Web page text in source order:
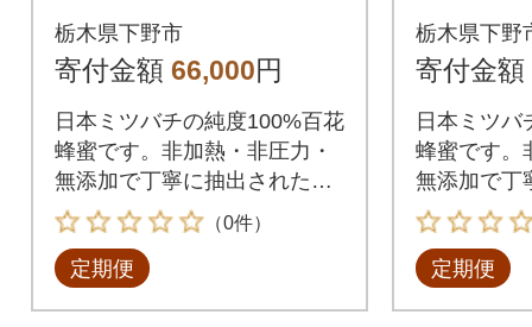
g×1瓶)国産100%天然
生蜂蜜です。全6回
栃木県下野市
寄付金額 66,000円
日本ミツバチの純度100%百花
蜂蜜です。非加熱・非圧力・
無添加で丁寧に抽出されたオ
リジナル生蜂蜜。
（0件）
定期便
g×2瓶)
生蜂蜜
栃木県下野
寄付金額
日本ミツバ
蜂蜜です。
無添加で丁
リジナル生
定期便